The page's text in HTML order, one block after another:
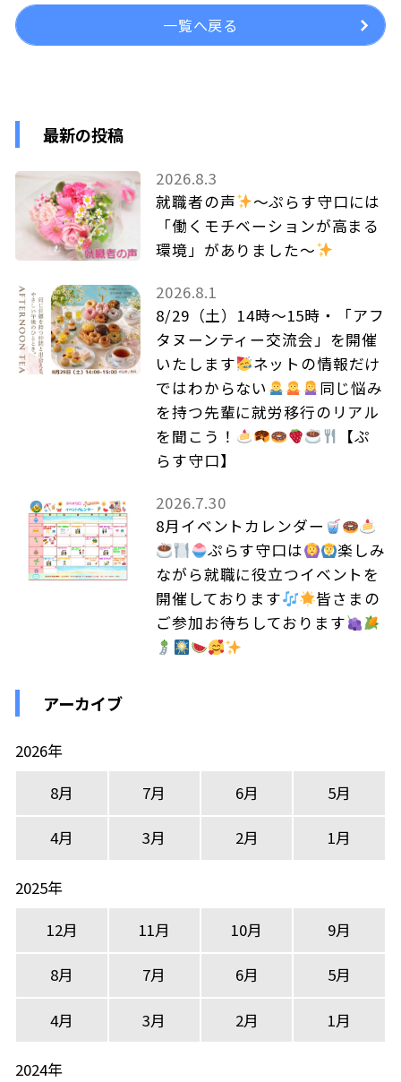
一覧へ戻る
最新の投稿
2026.8.3
就職者の声
～ぷらす守口には
「働くモチベーションが高まる
環境」がありました～
2026.8.1
8/29（土）14時～15時・「アフ
タヌーンティー交流会」を開催
いたします
ネットの情報だけ
ではわからない
同じ悩み
を持つ先輩に就労移行のリアル
を聞こう！
【ぷ
らす守口】
2026.7.30
8月イベントカレンダー
ぷらす守口は
楽しみ
ながら就職に役立つイベントを
開催しております
皆さまの
ご参加お待ちしております
アーカイブ
2026年
8月
7月 6月 5月
4月 3月 2月 1月
2025年
12月
11月 10月 9月
8月 7月 6月 5月
4月 3月 2月 1月
2024年